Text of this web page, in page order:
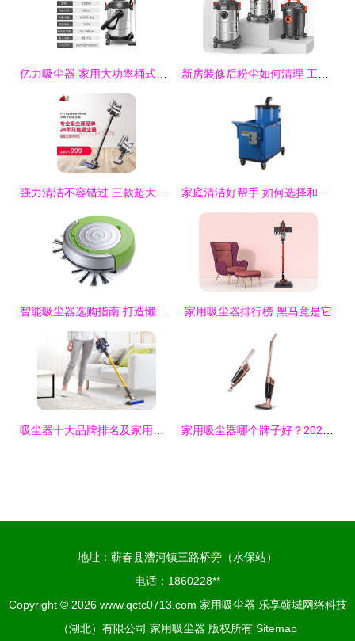
家用吸尘器排行榜 黑马竟是它
地址：蕲春县漕河镇三路桥旁（水保站）
电话：1860228**
Copyright © 2026 www.qctc0713.com 家用吸尘器 乐享蕲城网络科技
（湖北）有限公司 家用吸尘器 版权所有 Sitemap